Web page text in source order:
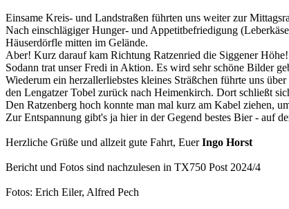
Einsame Kreis- und Landstraßen führten uns weiter zur
Nach einschlägiger Hunger- und Appetitbefriedigung
Häuserdörfle mitten im Gelände.
Aber! Kurz darauf kam Richtung Ratzenried die Siggener
Sodann trat unser Fredi in Aktion. Es wird sehr schöne Bilder
Wiederum ein herzallerliebstes kleines Sträßchen führte uns
den Lengatzer Tobel zurück nach Heimenkirch. Dort schließt
Den Ratzenberg hoch konnte man mal kurz am Kabel ziehen,
Zur Entspannung gibt's ja hier in der Gegend bestes Bier - auf
Herzliche Grüße und allzeit gute Fahrt, EuerIngo Horst
Bericht und Fotos sind nachzulesen in TX750 Post 2024/4
Fotos: Erich Eiler, Alfred Pech